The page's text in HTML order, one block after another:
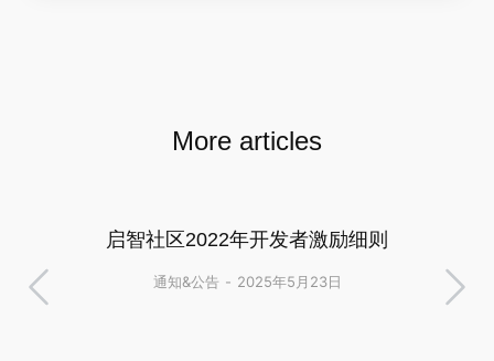
More articles
启智社区2022年开发者激励细则
通知&公告 2025年5月23日